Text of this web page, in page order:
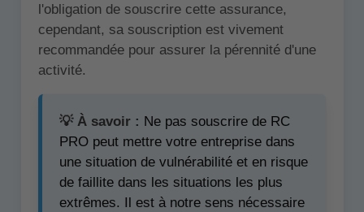
l'obligation de souscrire cette assurance,
cependant, sa souscription est vivement
recommandée pour assurer la pérennité d'une
activité.
💡 À savoir : Ne pas souscrire de RC
PRO peut mettre votre entreprise dans
une situation de vulnérabilité et en risque
de faillite dans les situations les plus
extrêmes. Il est à notre sens nécessaire